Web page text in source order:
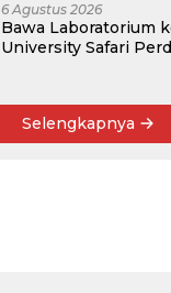
6 Agustus 2026
Bawa Laboratorium
University Safari
Selengkapnya